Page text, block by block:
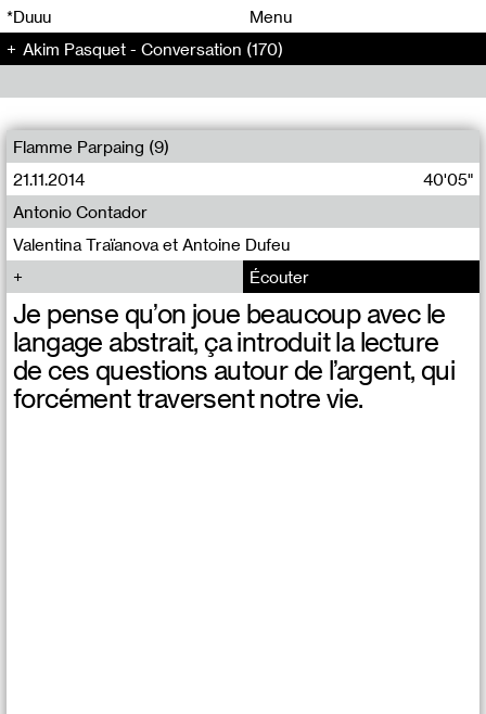
*Duuu
Menu
Akim Pasquet - Conversation (170)
Flamme Parpaing (9)
21.11.2014
40'05"
Valentina Traïanova et Antoine Dufeu
Antonio Contador
Écouter
Je pense qu’on joue beaucoup avec le
langage abstrait, ça introduit la lecture
de ces questions autour de l’argent, qui
forcément traversent notre vie.
00 00
00 00